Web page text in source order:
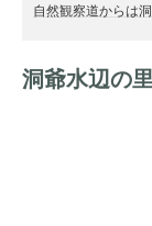
自然観察道からは
洞爺水辺の